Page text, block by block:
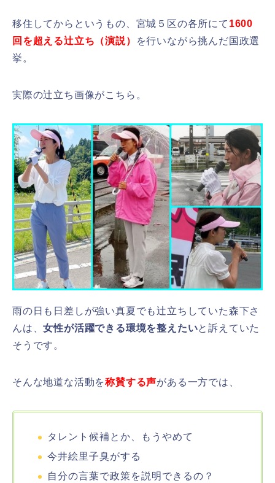
移住してからというもの、宮城５区の各所にて 1600
回を超える辻立ち（演説）
を行いながら挑んだ国政選
挙。
実際の辻立ち画像がこちら。
雨の日も日差しが強い真夏でも辻立ちしていた森下さ
んは、女性が活躍できる環境を整えたいと訴えていた
そうです。
そんな地道な活動を称賛する声がある一方では、
タレント候補とか、もうやめて
今井絵里子臭がする
自分の言葉で政策を説明できるの？